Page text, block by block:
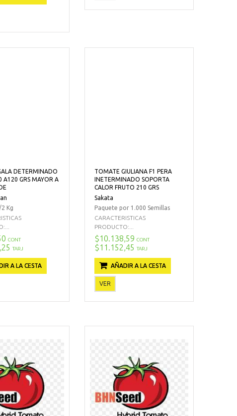
DETERMINADO
A120 GRS MAYOR A
Kg
CONT
TARJ
A LA CESTA
TOMATE GIULIANA F1 PERA
INETERMINADO SOPORTA
CALOR FRUTO 210 GRS
Sakata
Paquete por 1.000 Semillas
CARACTERISTICAS
PRODUCTO:...
$10.138,59 CONT
$11.152,45 TARJ
AÑADIR A LA CESTA
VER